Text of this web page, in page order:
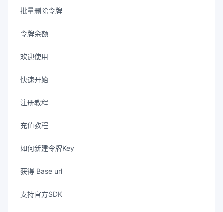
批量删除令牌
令牌余额
欢迎使用
快速开始
注册教程
充值教程
如何新建令牌Key
获得 Base url
支持官方SDK